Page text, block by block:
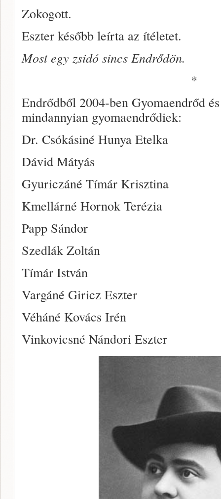
Zokogott.
Eszter később leírta az ítéletet.
Most egy zsidó sincs Endrődön.
*
Endrődből 2004-ben Gyomaendrőd
mindannyian gyomaendrődiek:
Dr. Csókásiné Hunya Etelka
Dávid Mátyás
Gyuriczáné Tímár Krisztina
Kmellárné Hornok Terézia
Papp Sándor
Szedlák Zoltán
Tímár István
Vargáné Giricz Eszter
Véháné Kovács Irén
Vinkovicsné Nándori Eszter